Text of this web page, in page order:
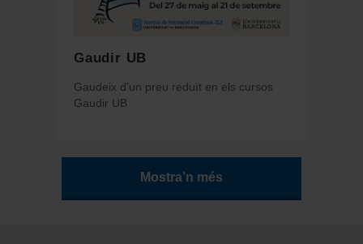
Gaudir UB
Gaudeix d’un preu reduït en els cursos
Gaudir UB
Mostra’n més